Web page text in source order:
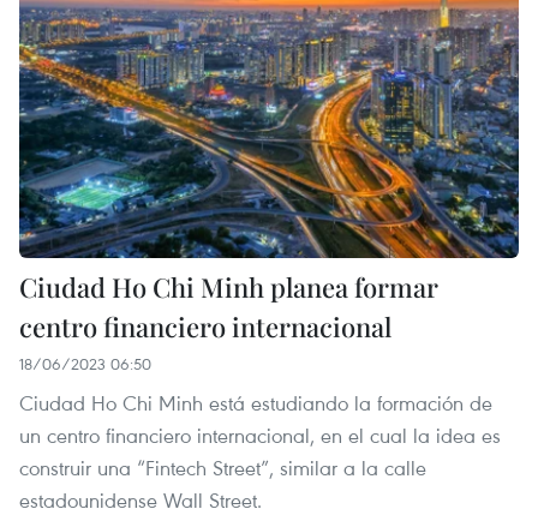
Ciudad Ho Chi Minh planea formar
centro financiero internacional
18/06/2023 06:50
Ciudad Ho Chi Minh está estudiando la formación de
un centro financiero internacional, en el cual la idea es
construir una “Fintech Street”, similar a la calle
estadounidense Wall Street.